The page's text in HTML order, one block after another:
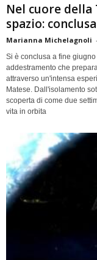
Nel cuore
spazio:
Marianna Michelagnoli -
Si è conclusa a fine
addestramento che
attraverso un'intensa
Matese. Dall'isolamento
scoperta di come due
vita in orbita